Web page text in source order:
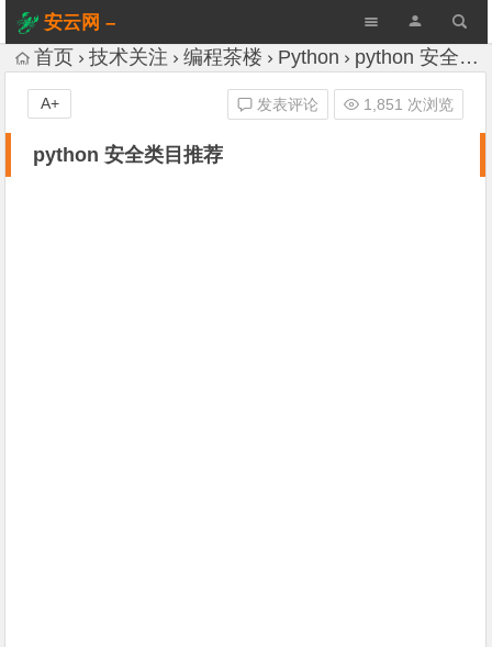
安云网 –
AnYun.ORG
首页 技术关注 编程茶楼 Python python 安全类目推荐
python 安全类目推荐
发表评论 1,851 次浏览
A+